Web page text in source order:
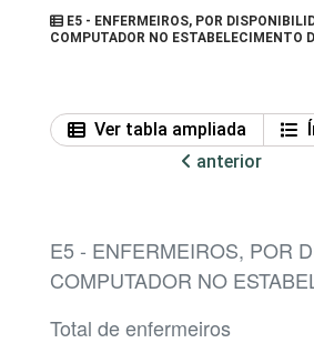
E5 - ENFERMEIROS, POR
COMPUTADOR NO ESTABELECIMENTO
Ver tabla ampliada
anterior
E5 - ENFERMEIROS, POR
COMPUTADOR NO
Total de enfermeiros